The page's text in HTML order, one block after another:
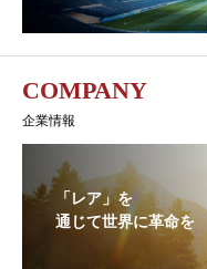
COMPANY
企業情報
「レア」を
通じて世界に革命を